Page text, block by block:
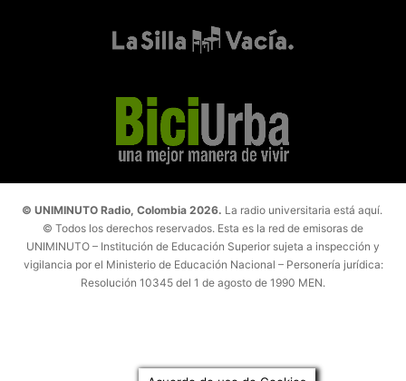
© UNIMINUTO Radio, Colombia 2026. La radio universitaria está aquí.
© Todos los derechos reservados. Esta es la red de emisoras de
UNIMINUTO – Institución de Educación Superior sujeta a inspección y
vigilancia por el Ministerio de Educación Nacional – Personería jurídica:
Resolución 10345 del 1 de agosto de 1990 MEN.